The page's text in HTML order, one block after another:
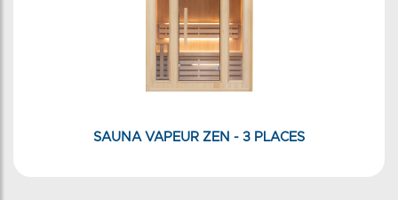
SAUNA VAPEUR ZEN - 3 PLACES